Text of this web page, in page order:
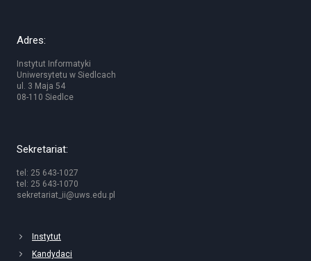
Adres:
Instytut Informatyki
Uniwersytetu w Siedlcach
ul. 3 Maja 54
08-110 Siedlce
Sekretariat:
tel: 25 643-1027
tel: 25 643-1070
sekretariat_ii@uws.edu.pl
Instytut
Kandydaci